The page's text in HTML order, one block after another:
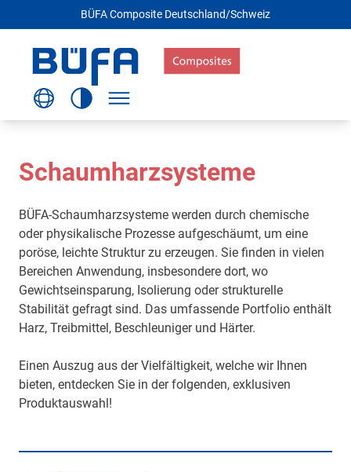
BÜFA Composite Deutschland/Schweiz
Schaumharzsysteme
BÜFA-Schaumharzsysteme werden durch chemische
oder physikalische Prozesse aufgeschäumt, um eine
poröse, leichte Struktur zu erzeugen. Sie finden in vielen
Bereichen Anwendung, insbesondere dort, wo
Gewichtseinsparung, Isolierung oder strukturelle
Stabilität gefragt sind. Das umfassende Portfolio enthält
Harz, Treibmittel, Beschleuniger und Härter.
Einen Auszug aus der Vielfältigkeit, welche wir Ihnen
bieten, entdecken Sie in der folgenden, exklusiven
Produktauswahl!